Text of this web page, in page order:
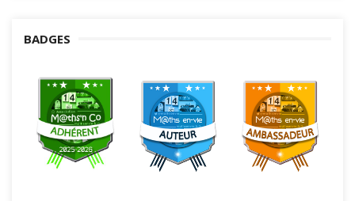
BADGES